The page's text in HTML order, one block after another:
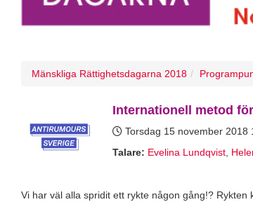
Mänskliga Rättighetsdagarna 2018
Internationell metod
Torsdag 15 november 2018
Talare: Evelina Lundqvist,
Vi har väl alla spridit ett rykte någon gång!?